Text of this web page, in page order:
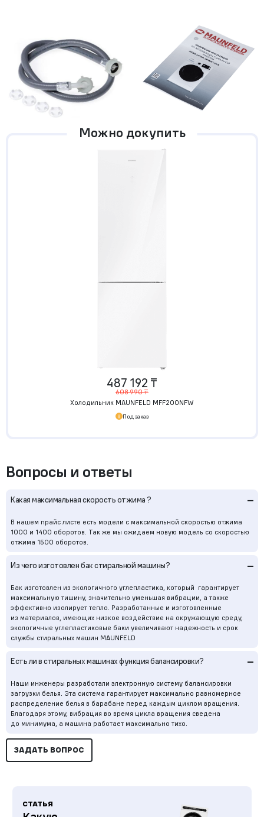
Вопросы и ответы
Какая максимальная скорость отжима ? –
В нашем прайс листе есть модели с максимальной скоростью отжима
1000 и 1400 оборотов. Так же мы ожидаем новую модель со скоростью
отжима 1500 оборотов.
Из чего изготовлен бак стиральной машины? –
Бак изготовлен из экологичного углепластика, который гарантирует
максимальную тишину, значительно уменьшая вибрации, а также
эффективно изолирует тепло. Разработанные и изготовленные
из материалов, имеющих низкое воздействие на окружающую среду,
экологичные углепластиковые баки увеличивают надежность и срок
службы стиральных машин MAUNFELD
Есть ли в стиральных машинах функция балансировки? –
Наши инженеры разработали электронную систему балансировки
загрузки белья. Эта система гарантирует максимально равномерное
распределение белья в барабане перед каждым циклом вращения.
Благодаря этому, вибрация во время цикла вращения сведена
до минимума, а машина работает максимально тихо.
ЗАДАТЬ ВОПРОС
Можно докупить
487 192 ₸
608 990 ₸
Холодильник MAUNFELD MFF200NFW
Под заказ
СТАТЬЯ